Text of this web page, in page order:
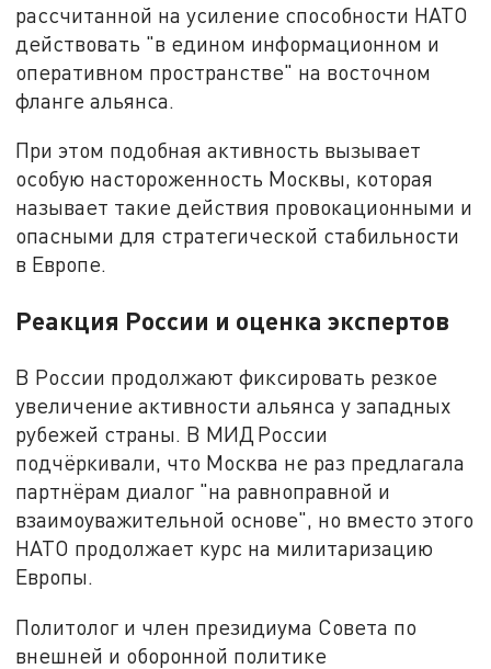
рассчитанной на усиление способности НАТО
действовать "в едином информационном и
оперативном пространстве" на восточном
фланге альянса.
При этом подобная активность вызывает
особую настороженность Москвы, которая
называет такие действия провокационными и
опасными для стратегической стабильности
в Европе.
Реакция России и оценка экспертов
В России продолжают фиксировать резкое
увеличение активности альянса у западных
рубежей страны. В МИД России
подчёркивали, что Москва не раз предлагала
партнёрам диалог "на равноправной и
взаимоуважительной основе", но вместо этого
НАТО продолжает курс на милитаризацию
Европы.
Политолог и член президиума Совета по
внешней и оборонной политике